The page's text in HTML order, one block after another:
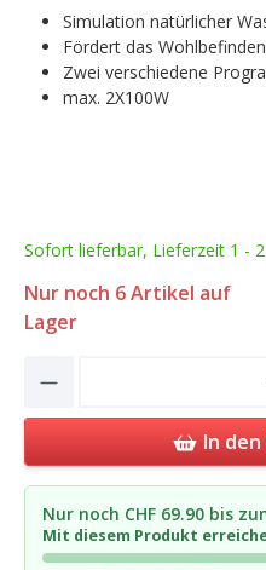
Simulation natürlicher
Fördert das
Zwei verschiedene
max. 2X100W
Sofort lieferbar, Lieferzeit 1 -
Nur noch 6Artikel auf
Lager
Product
In
Nur noch CHF 69.90 bis
Mit diesem Produkt